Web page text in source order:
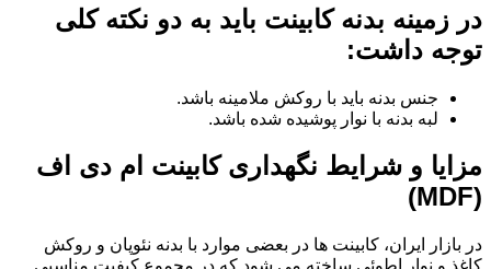
در زمینه بدنه کابینت باید به دو نکته کلی
توجه داشت:
جنس بدنه باید با روکش ملامینه باشد.
لبه بدنه با نوار پوشیده شده باشد.
مزایا و شرایط نگهداری کابینت ام دی اف
(MDF)
در بازار ایران، کابینت ها در بعضی موارد با بدنه نئوپان و روکش
کاغذ و نوار اطوئی ساخته می شود که در مجموع کیفیت مناسبی